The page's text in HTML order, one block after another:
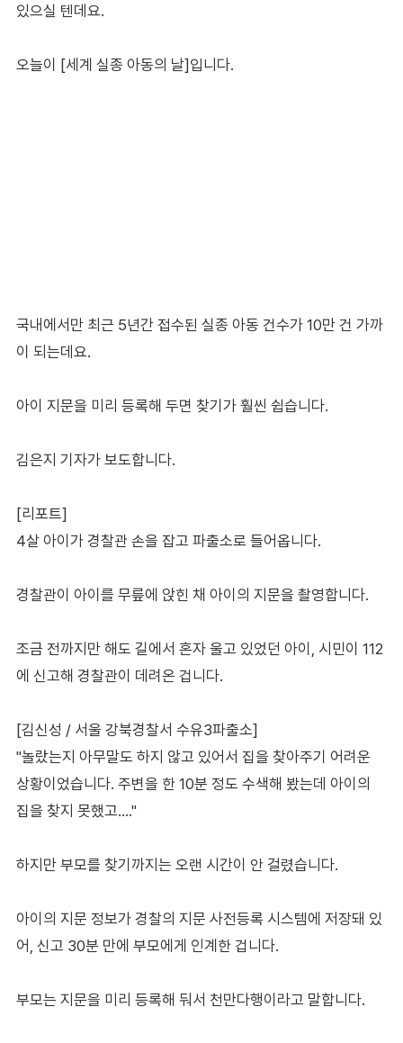
있으실 텐데요.
오늘이 [세계 실종 아동의 날]입니다.
국내에서만 최근 5년간 접수된 실종 아동 건수가 10만 건 가까
이 되는데요.
아이 지문을 미리 등록해 두면 찾기가 훨씬 쉽습니다.
김은지 기자가 보도합니다.
[리포트]
4살 아이가 경찰관 손을 잡고 파출소로 들어옵니다.
경찰관이 아이를 무릎에 앉힌 채 아이의 지문을 촬영합니다.
조금 전까지만 해도 길에서 혼자 울고 있었던 아이, 시민이 112
에 신고해 경찰관이 데려온 겁니다.
[김신성 / 서울 강북경찰서 수유3파출소]
"놀랐는지 아무말도 하지 않고 있어서 집을 찾아주기 어려운
상황이었습니다. 주변을 한 10분 정도 수색해 봤는데 아이의
집을 찾지 못했고…."
하지만 부모를 찾기까지는 오랜 시간이 안 걸렸습니다.
아이의 지문 정보가 경찰의 지문 사전등록 시스템에 저장돼 있
어, 신고 30분 만에 부모에게 인계한 겁니다.
부모는 지문을 미리 등록해 둬서 천만다행이라고 말합니다.